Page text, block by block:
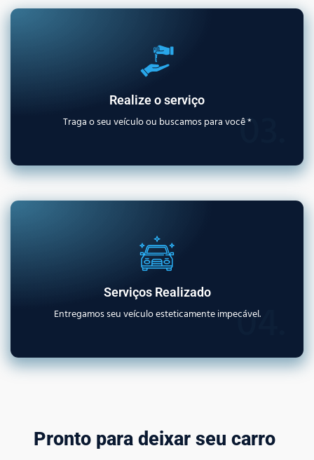
Realize o serviço
Traga o seu veículo ou buscamos para você *
03.
Serviços Realizado
Entregamos seu veículo esteticamente impecável.
04.
Pronto para deixar seu carro